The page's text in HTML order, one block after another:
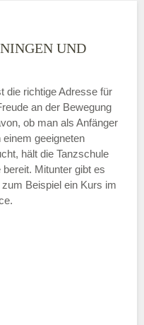
UND
die richtige Adresse für
an der Bewegung
ob man als Anfänger
geeigneten
hält die Tanzschule
Mitunter gibt es
Beispiel ein Kurs im